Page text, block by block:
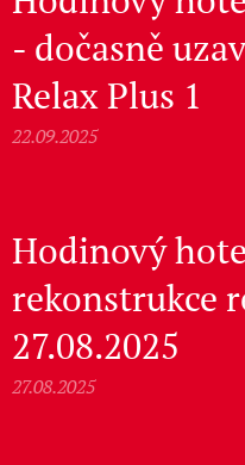
- dočasně
Relax Plus 1
22.09.2025
Hodinový
rekonstrukce
27.08.2025
27.08.2025